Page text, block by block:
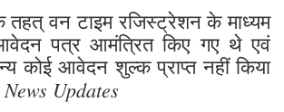
तहत् वन टाइम रजिस्ट्रेशन के माध्यम
पत्र आमंत्रित किए गए थे एवं
कोई आवेदन शुल्क प्राप्त नहीं किया
Updates